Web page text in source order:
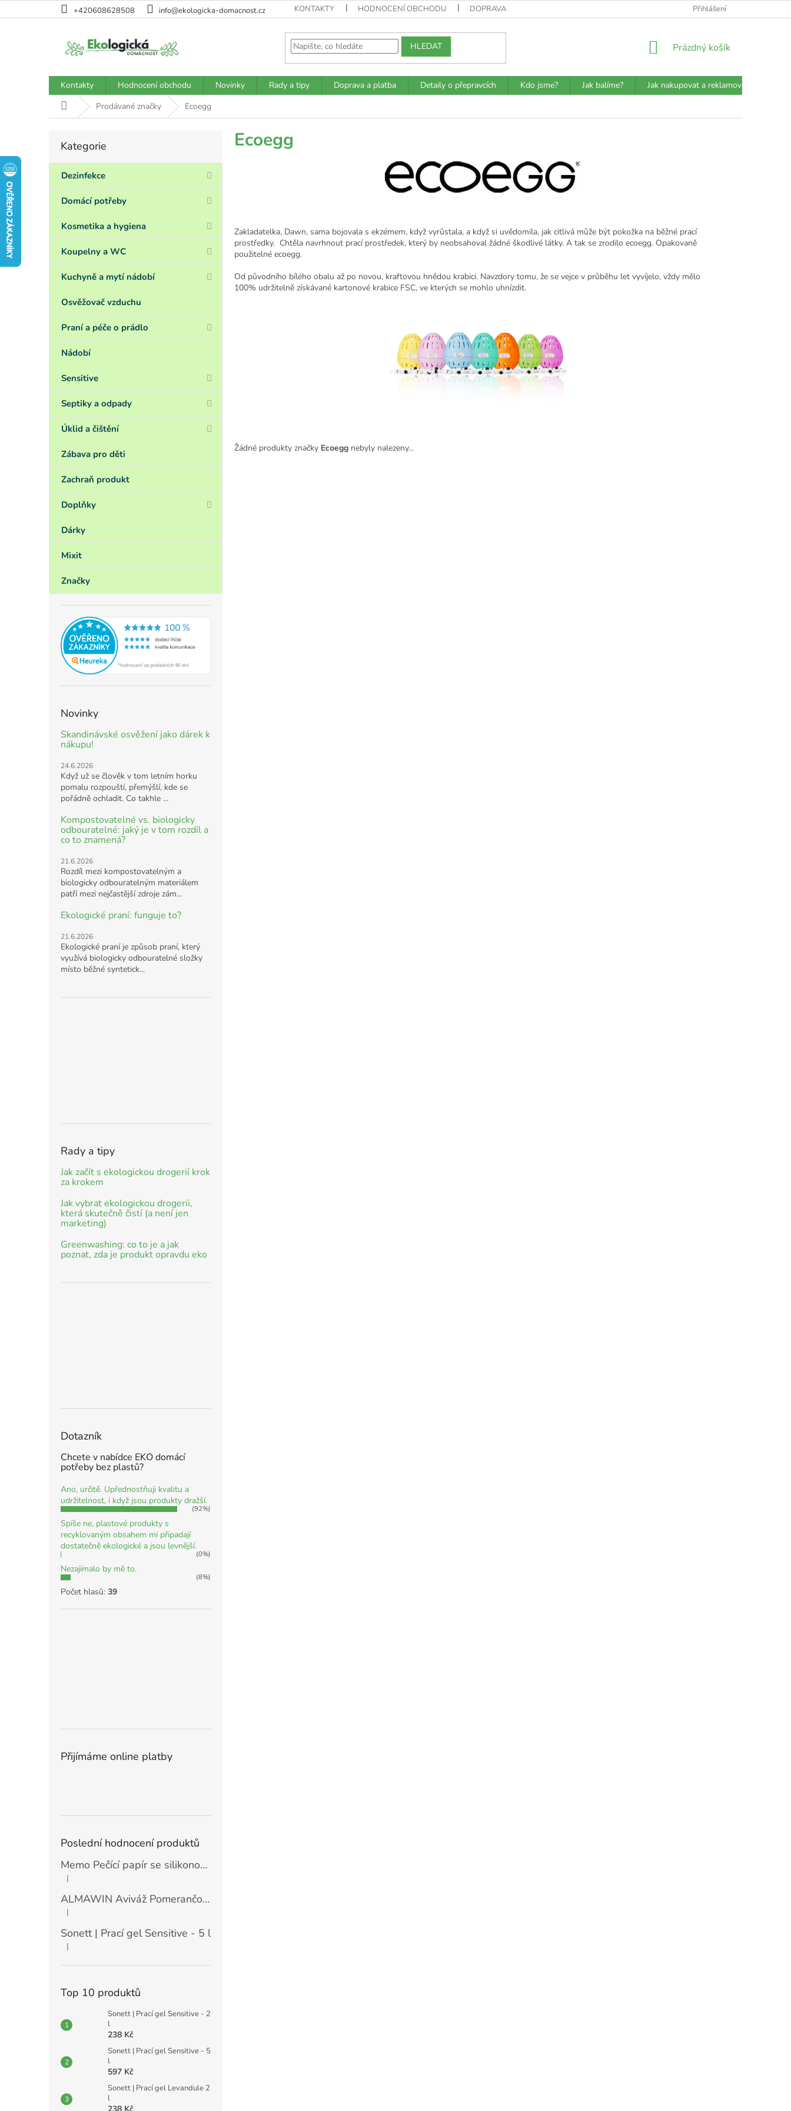
na
+420608628508 info@ekologicka-domacnost.cz KONTAKTY HODNOCENÍ OBCHODU DOPRAVA A PLATBA JAK BALÍME?
Přihlášení
HLEDAT
NÁKUPNÍ
Prázdný košík
Kontakty Hodnocení obchodu Novinky Rady a tipy Doprava a platba Detaily o přepravcích Kdo jsme? Jak balíme? Jak nakupovat a reklamovat?
Domů Prodávané značky Ecoegg
s
r
n
í
a
e
Přeskočit
Kategorie
Dezinfekce
Domácí potřeby
Kosmetika a hygiena
Koupelny a WC
Kuchyně a mytí nádobí
Osvěžovač vzduchu
Praní a péče o prádlo
Nádobí
Sensitive
Septiky a odpady
Úklid a čištění
Zábava pro děti
Zachraň produkt
Doplňky
Dárky
Mixit
Značky
Novinky
Skandinávské osvěžení jako dárek k
nákupu!
24.6.2026
Když už se člověk v tom letním horku
pomalu rozpouští, přemýšlí, kde se
pořádně ochladit. Co takhle ...
Kompostovatelné vs. biologicky
odbouratelné: jaký je v tom rozdíl a
co to znamená?
21.6.2026
Rozdíl mezi kompostovatelným a
biologicky odbouratelným materiálem
patří mezi nejčastější zdroje zám...
Ekologické praní: funguje to?
21.6.2026
Ekologické praní je způsob praní, který
využívá biologicky odbouratelné složky
místo běžné syntetick...
Rady a tipy
Jak začít s ekologickou drogerií krok
za krokem
Jak vybrat ekologickou drogerii,
která skutečně čistí (a není jen
marketing)
Greenwashing: co to je a jak
poznat, zda je produkt opravdu eko
Dotazník
Chcete v nabídce EKO domácí
potřeby bez plastů?
Ano, určitě. Upřednostňuji kvalitu a
udržitelnost, i když jsou produkty dražší.
(92%)
Spíše ne, plastové produkty s
recyklovaným obsahem mi připadají
dostatečně ekologické a jsou levnější.
(0%)
Nezajímalo by mě to.
(8%)
Počet hlasů: 39
Přijímáme online platby
Poslední hodnocení produktů
Memo Pečící papír se silikonovou vrstvou (30 ks)
Hodnocení produktu je 5 z 5 hvězdiček.
|
ALMAWIN Aviváž Pomerančový květ 750 ml
Hodnocení produktu je 5 z 5 hvězdiček.
|
Sonett | Prací gel Sensitive - 5 l
Hodnocení produktu je 5 z 5 hvězdiček.
|
Top 10 produktů
Sonett | Prací gel Sensitive - 2
l
238 Kč
Sonett | Prací gel Sensitive - 5
l
597 Kč
Sonett | Prací gel Levandule 2
l
Ecoegg
Zakladatelka, Dawn, sama bojovala s ekzémem, když vyrůstala, a když si uvědomila, jak citlivá může být pokožka na běžné prací
prostředky. Chtěla navrhnout prací prostředek, který by neobsahoval žádné škodlivé látky. A tak se zrodilo ecoegg. Opakovaně
použitelné ecoegg.
Od původního bílého obalu až po novou, kraftovou hnědou krabici. Navzdory tomu, že se vejce v průběhu let vyvíjelo, vždy mělo
100% udržitelně získávané kartonové krabice FSC, ve kterých se mohlo uhnízdit.
Žádné produkty značky Ecoegg nebyly nalezeny...